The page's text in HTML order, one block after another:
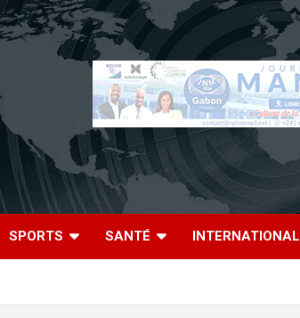
SPORTS SANTÉ INTERNATIONAL